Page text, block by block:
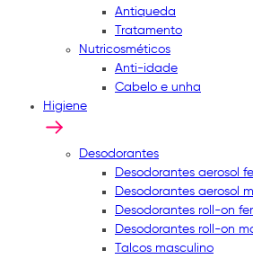
Antiqueda
Tratamento
Nutricosméticos
Anti-idade
Cabelo e unha
Higiene
Desodorantes
Desodorantes aerosol
Desodorantes aerosol
Desodorantes roll-on
Desodorantes roll-on
Talcos masculino